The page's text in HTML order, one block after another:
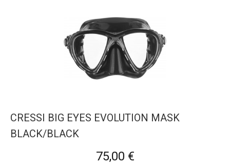
CRESSI BIG EYES EVOLUTION MASK
BLACK/BLACK
75,00 €